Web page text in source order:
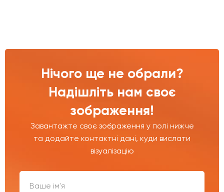
Нічого ще не обрали?
Надішліть нам своє
зображення!
Завантажте своє зображення у полі нижче
та додайте контактні дані, куди вислати
візуалізацію